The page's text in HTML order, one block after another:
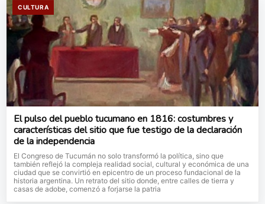
CULTURA
El pulso del pueblo tucumano en 1816: costumbres y
características del sitio que fue testigo de la declaración
de la independencia
El Congreso de Tucumán no solo transformó la política, sino que
también reflejó la compleja realidad social, cultural y económica de una
ciudad que se convirtió en epicentro de un proceso fundacional de la
historia argentina. Un retrato del sitio donde, entre calles de tierra y
casas de adobe, comenzó a forjarse la patria